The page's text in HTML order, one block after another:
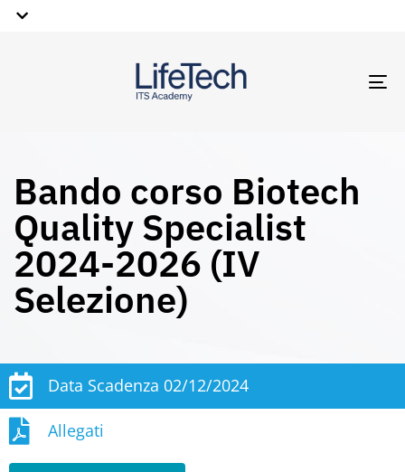
Bando corso Biotech
Quality Specialist
2024-2026 (IV
Selezione)
Data Scadenza 02/12/2024
Allegati